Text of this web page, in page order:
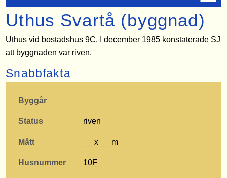
Uthus Svartå (byggnad)
Uthus vid bostadshus 9C. I december 1985 konstaterade SJ
att byggnaden var riven.
Snabbfakta
Byggår
Status riven
Mått __ x __ m
Husnummer 10F